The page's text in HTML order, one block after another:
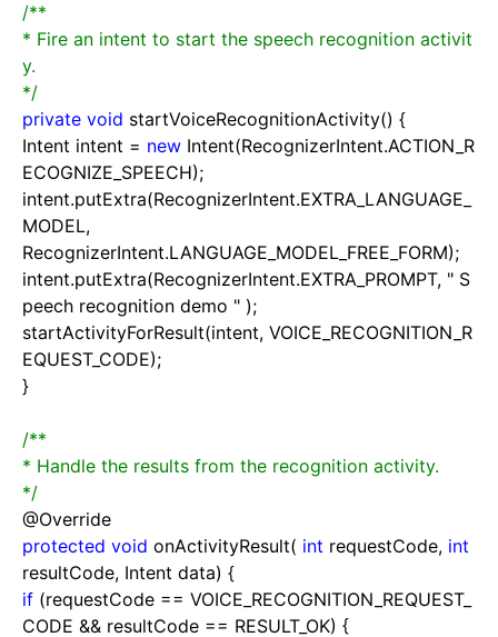
/**
* Fire an intent to start the speech recognition activit
y.
*/
private void startVoiceRecognitionActivity() {
Intent intent = new Intent(RecognizerIntent.ACTION_R
ECOGNIZE_SPEECH);
intent.putExtra(RecognizerIntent.EXTRA_LANGUAGE_
MODEL,
RecognizerIntent.LANGUAGE_MODEL_FREE_FORM);
intent.putExtra(RecognizerIntent.EXTRA_PROMPT, " S
peech recognition demo " );
startActivityForResult(intent, VOICE_RECOGNITION_R
EQUEST_CODE);
}
/**
* Handle the results from the recognition activity.
*/
@Override
protected void onActivityResult( int requestCode, int
resultCode, Intent data) {
if (requestCode == VOICE_RECOGNITION_REQUEST_
CODE && resultCode == RESULT_OK) {